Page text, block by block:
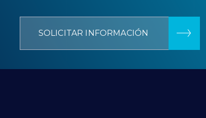
SOLICITAR INFORMACIÓN